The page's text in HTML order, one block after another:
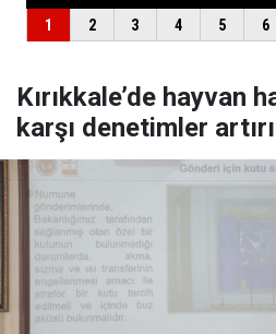
Kırıkkale’de hayvan
karşı denetimler